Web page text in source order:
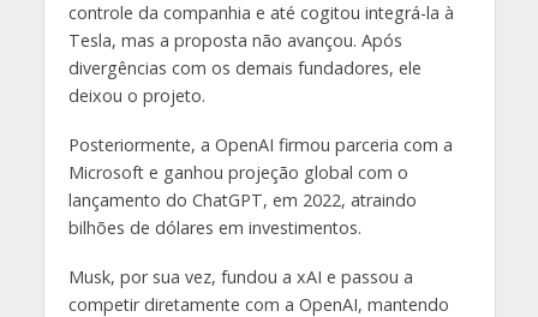
controle da companhia e até cogitou integrá-la à
Tesla, mas a proposta não avançou. Após
divergências com os demais fundadores, ele
deixou o projeto.
Posteriormente, a OpenAI firmou parceria com a
Microsoft e ganhou projeção global com o
lançamento do ChatGPT, em 2022, atraindo
bilhões de dólares em investimentos.
Musk, por sua vez, fundou a xAI e passou a
competir diretamente com a OpenAI, mantendo